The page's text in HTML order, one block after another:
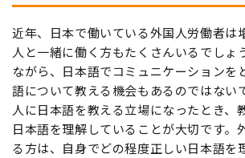
近年、日本で働いている外国人労働者は
人と一緒に働く方もたくさんいるでしょ
ながら、日本語でコミュニケーションを
語について教える機会もあるのではない
人に日本語を教える立場になったとき、
日本語を理解していることが大切です。
る方は、自身でどの程度正しい日本語を